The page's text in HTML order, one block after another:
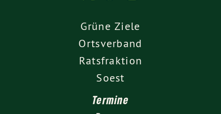
Grüne Ziele
Ortsverband
Ratsfraktion
Soest
Termine